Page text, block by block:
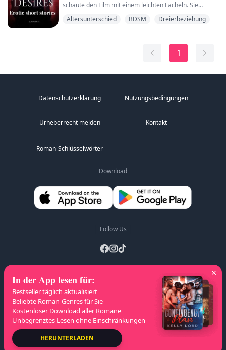
schaute den Film mit einem leichten Lächeln. Sie
Beine, um ihm mehr Platz zu geben, ihre Oberschenkel
Altersunterschied BDSM Dreierbeziehung
1
Datenschutzerklärung Nutzungsbedingungen
Urheberrecht melden Kontakt
Roman-Schlüsselwörter
Download
Follow Us
A-Z Listen: A B C H I
J
K
L M N O P U V
X
Y
Urheberrecht © 2026 NovelaGO
In der App lesen für:
Bestseller täglich aktualisiert
Beliebte Roman-Genres für Sie
Kostenloser Download aller Romane
Unbegrenztes Lesen ohne Einschränkungen
HERUNTERLADEN